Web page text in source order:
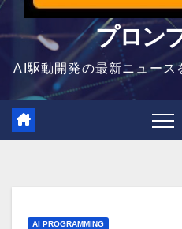
プロン
AI駆動開発の最新ニュース
AI PROGRAMMING